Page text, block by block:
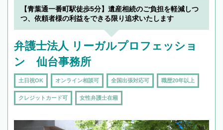
【青葉通一番町駅徒歩5分】遺産相続のご負担を軽減しつ
つ、依頼者様の利益をできる限り追求いたします
弁護士法人 リーガルプロフェッショ
ン 仙台事務所
土日祝OK オンライン相談可 全国出張対応可 職歴20年以上
クレジットカード可 女性弁護士在籍